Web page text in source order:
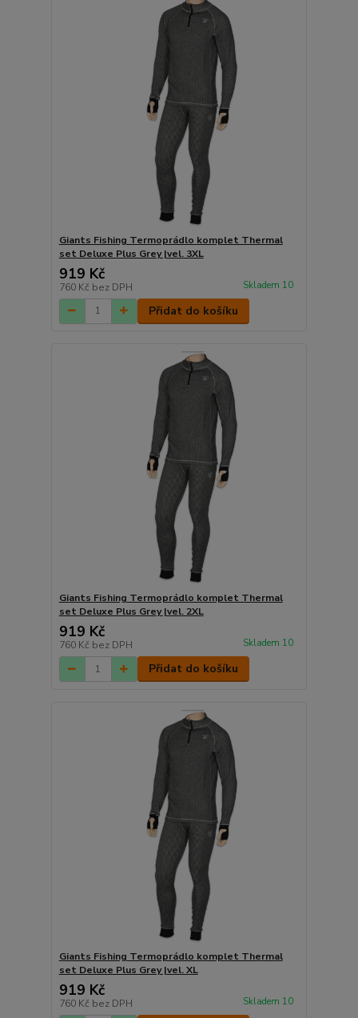
Giants Fishing Termoprádlo komplet Thermal
set Deluxe Plus Grey |vel. 3XL
919 Kč
760 Kč bez DPH Skladem 10
Přidat do košíku
Giants Fishing Termoprádlo komplet Thermal
set Deluxe Plus Grey |vel. 2XL
919 Kč
760 Kč bez DPH Skladem 10
Přidat do košíku
Giants Fishing Termoprádlo komplet Thermal
set Deluxe Plus Grey |vel. XL
919 Kč
760 Kč bez DPH Skladem 10